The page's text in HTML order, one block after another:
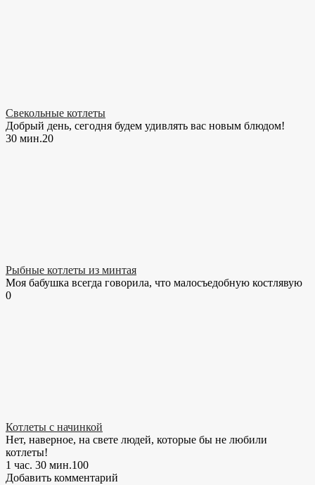
Свекольные котлеты
Добрый день, сегодня будем удивлять вас новым блюдом!
30 мин.20
Рыбные котлеты из минтая
Моя бабушка всегда говорила, что малосъедобную костлявую
0
Котлеты с начинкой
Нет, наверное, на свете людей, которые бы не любили
котлеты!
1 час. 30 мин.100
Добавить комментарий